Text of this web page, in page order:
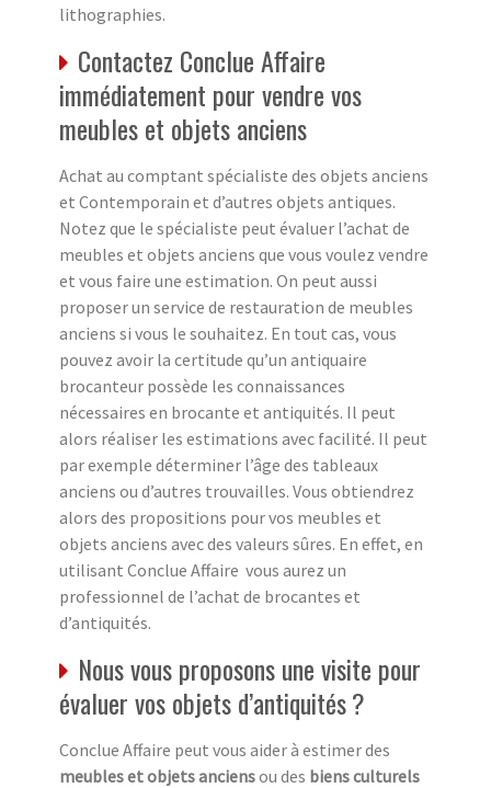
lithographies.
Contactez Conclue Affaire
immédiatement pour vendre vos
meubles et objets anciens
Achat au comptant spécialiste des objets anciens
et Contemporain et d’autres objets antiques.
Notez que le spécialiste peut évaluer l’achat de
meubles et objets anciens que vous voulez vendre
et vous faire une estimation. On peut aussi
proposer un service de restauration de meubles
anciens si vous le souhaitez. En tout cas, vous
pouvez avoir la certitude qu’un antiquaire
brocanteur possède les connaissances
nécessaires en brocante et antiquités. Il peut
alors réaliser les estimations avec facilité. Il peut
par exemple déterminer l’âge des tableaux
anciens ou d’autres trouvailles. Vous obtiendrez
alors des propositions pour vos meubles et
objets anciens avec des valeurs sûres. En effet, en
utilisant Conclue Affaire vous aurez un
professionnel de l’achat de brocantes et
d’antiquités.
Nous vous proposons une visite pour
évaluer vos objets d’antiquités ?
Conclue Affaire peut vous aider à estimer des
meubles et objets anciensou des biens culturels